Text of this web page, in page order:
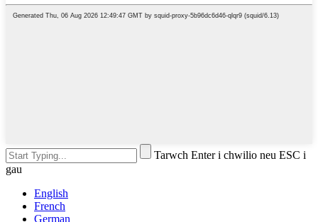
Tarwch Enter i chwilio neu ESC i
gau
English
French
German